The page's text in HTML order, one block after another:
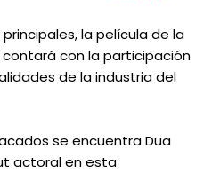
la película de la
con la participación
de la industria del
se encuentra Dua
actoral en esta